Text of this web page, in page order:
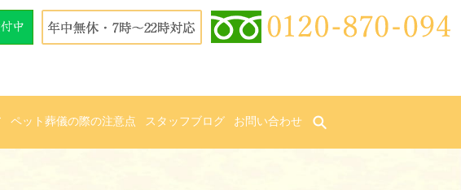
ペット葬儀の際の注意点 スタッフブログ お問い合わせ